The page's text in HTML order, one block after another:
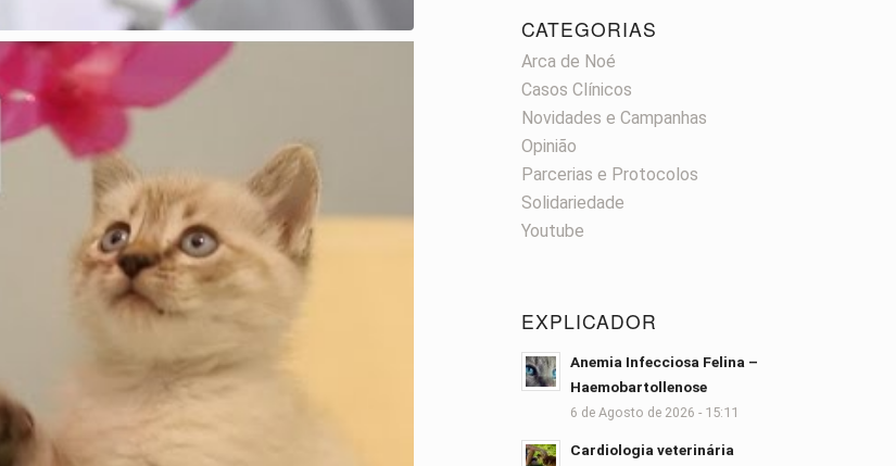
CATEGORIAS
Arca de Noé
Casos Clínicos
Novidades e Campanhas
Opinião
Parcerias e Protocolos
Solidariedade
Youtube
EXPLICADOR
Anemia Infecciosa Felina –
Haemobartollenose
6 de Agosto de 2026 - 15:11
Cardiologia veterinária